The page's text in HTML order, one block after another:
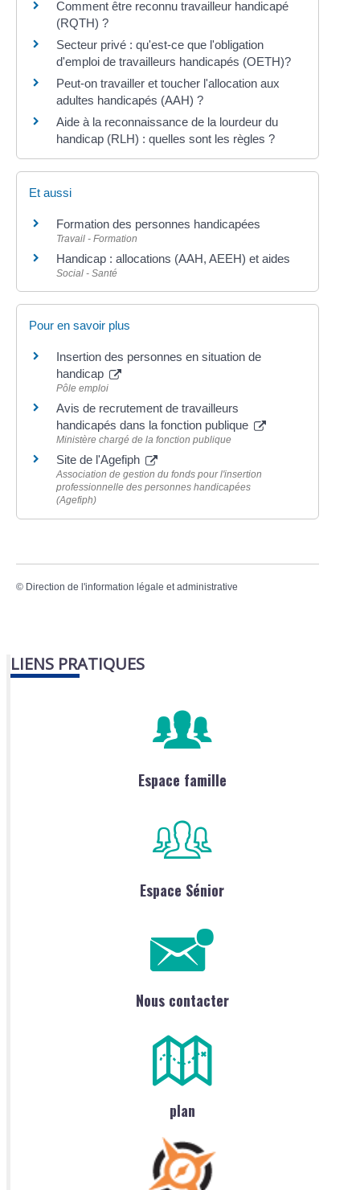
Comment être reconnu travailleur handicapé
(RQTH) ?
Secteur privé : qu'est-ce que l'obligation
d'emploi de travailleurs handicapés (OETH)?
Peut-on travailler et toucher l'allocation aux
adultes handicapés (AAH) ?
Aide à la reconnaissance de la lourdeur du
handicap (RLH) : quelles sont les règles ?
Et aussi
Formation des personnes handicapées
Travail - Formation
Handicap : allocations (AAH, AEEH) et aides
Social - Santé
Pour en savoir plus
Insertion des personnes en situation de
handicap
Pôle emploi
Avis de recrutement de travailleurs
handicapés dans la fonction publique
Ministère chargé de la fonction publique
Site de l'Agefiph
Association de gestion du fonds pour l'insertion
professionnelle des personnes handicapées
(Agefiph)
© Direction de l'information légale et administrative
LIENS PRATIQUES
Espace famille
Espace Sénior
Nous contacter
plan